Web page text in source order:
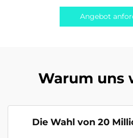
Angebot
Warum uns
Die Wahl von 20